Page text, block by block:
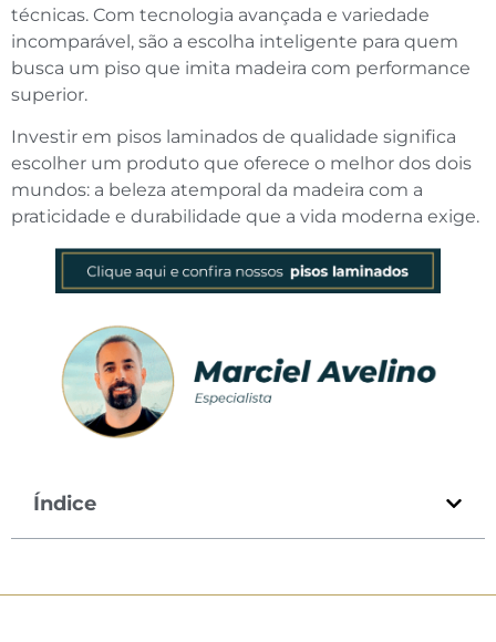
técnicas. Com tecnologia avançada e variedade
incomparável, são a escolha inteligente para quem
busca um piso que imita madeira com performance
superior.
Investir em pisos laminados de qualidade significa
escolher um produto que oferece o melhor dos dois
mundos: a beleza atemporal da madeira com a
praticidade e durabilidade que a vida moderna exige.
Índice